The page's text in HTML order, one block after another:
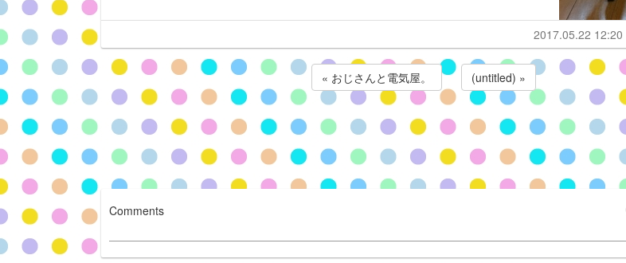
2017.05.22 12:20
« おじさんと電気屋。 (untitled) »
Comments